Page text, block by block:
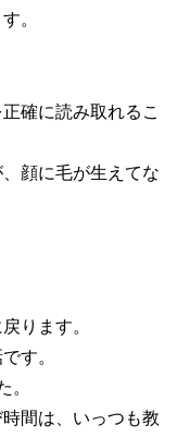
。
確に読み取れるこ
顔に毛が生えてな
ります。
す。
。
間は、いっつも教